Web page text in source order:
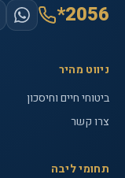
*2056
ניווט מהיר
ביטוחי חיים וחיסכון
צרו קשר
תחומי ליבה